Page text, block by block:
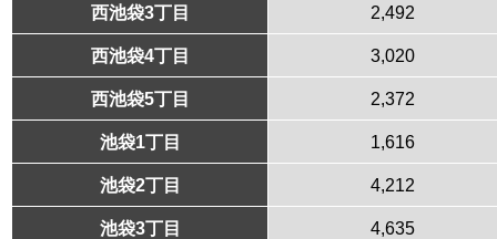
西池袋3丁目 2,492
西池袋4丁目 3,020
西池袋5丁目 2,372
池袋1丁目 1,616
池袋2丁目 4,212
池袋3丁目 4,635